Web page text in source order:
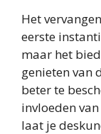
Het
eerste
maar het
genieten van
beter te
invloeden
laat je